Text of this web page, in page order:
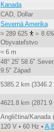
Kanada
CAD, Dollar
Severná Amerika
≈ 289 625
=
Obyvateľstvo
≈ 6 m
48° 25' 58.6"
9.5" Západ
5385.2 km (3346.2
4621.8 km (2871.9
Angličtina/Kanada
120 V • 60 Hz •